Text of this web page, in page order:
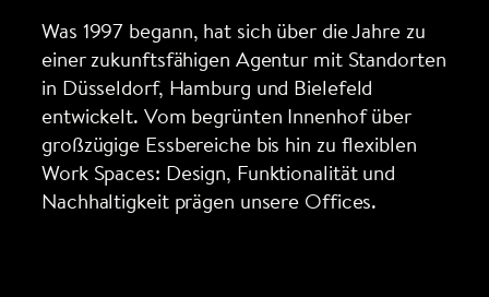
Was 1997 begann, hat sich über die Jahre zu
einer zukunftsfähigen Agentur mit Standorten
in Düsseldorf, Hamburg und Bielefeld
entwickelt. Vom begrünten Innenhof über
großzügige Essbereiche bis hin zu flexiblen
Work Spaces: Design, Funktionalität und
Nachhaltigkeit prägen unsere Offices.